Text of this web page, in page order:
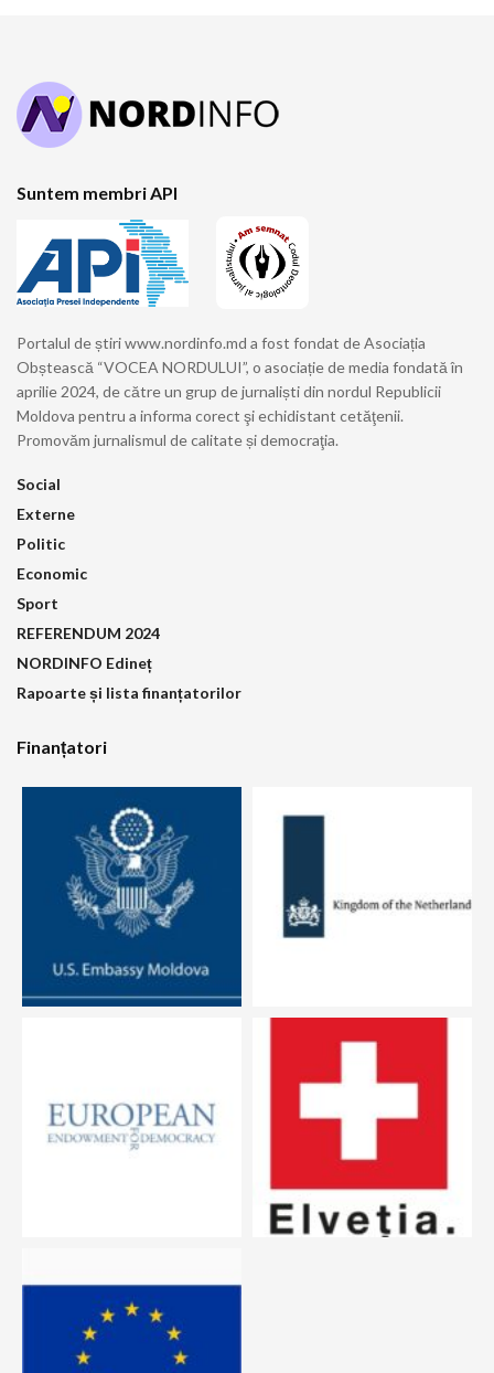
Suntem membri API
Portalul de știri www.nordinfo.md a fost fondat de Asociația
Obștească “VOCEA NORDULUI”, o asociație de media fondată în
aprilie 2024, de către un grup de jurnaliști din nordul Republicii
Moldova pentru a informa corect şi echidistant cetăţenii.
Promovăm jurnalismul de calitate și democraţia.
Social
Externe
Politic
Economic
Sport
REFERENDUM 2024
NORDINFO Edineț
Rapoarte și lista finanțatorilor
Finanțatori